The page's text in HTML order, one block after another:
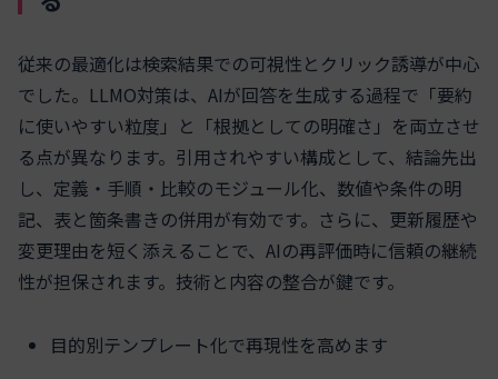
従来の最適化は検索結果での可視性とクリック誘導が中心
でした。LLMO対策は、AIが回答を生成する過程で「要約
に使いやすい粒度」と「根拠としての明確さ」を両立させ
る点が異なります。引用されやすい構成として、結論先出
し、定義・手順・比較のモジュール化、数値や条件の明
記、表と箇条書きの併用が有効です。さらに、更新履歴や
変更理由を短く添えることで、AIの再評価時に信頼の継続
性が担保されます。技術と内容の整合が鍵です。
目的別テンプレート化で再現性を高めます